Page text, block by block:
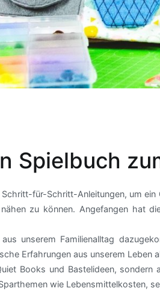
Spielbuch
für-Schritt-Anleitungen, um ein
zu können. Angefangen hat
unserem Familienalltag
Erfahrungen aus unserem Leben
Books und Bastelideen,
wie Lebensmittelkosten,